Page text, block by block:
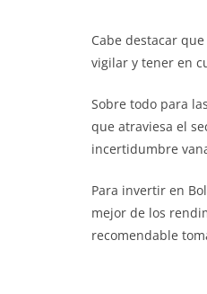
Cabe destacar
vigilar y tener en
Sobre todo para
que atraviesa el
incertidumbre
Para invertir en
mejor de los
recomendable